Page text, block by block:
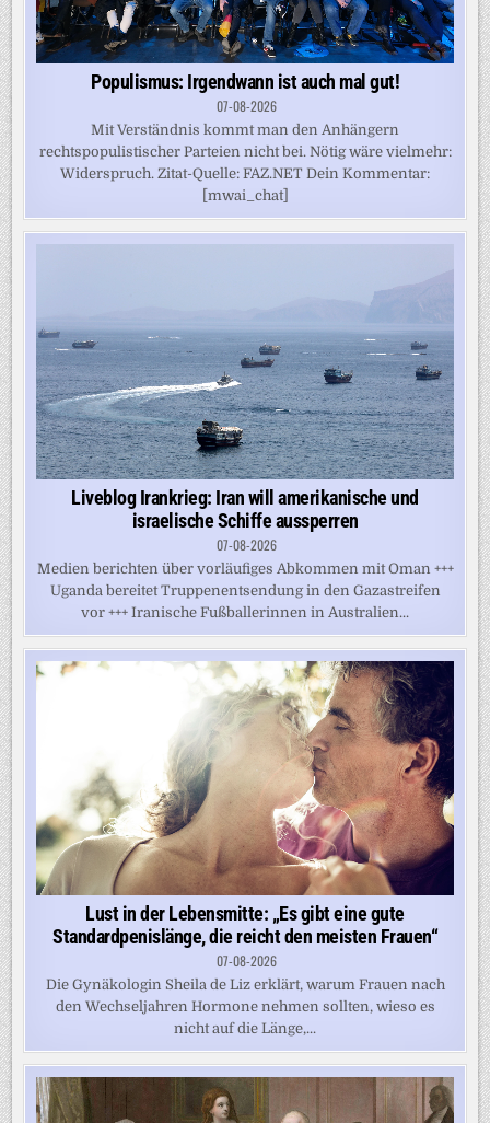
Populismus: Irgendwann ist auch mal gut!
07-08-2026
Mit Verständnis kommt man den Anhängern
rechtspopulistischer Parteien nicht bei. Nötig wäre vielmehr:
Widerspruch. Zitat-Quelle: FAZ.NET Dein Kommentar:
[mwai_chat]
Liveblog Irankrieg: Iran will amerikanische und
israelische Schiffe aussperren
07-08-2026
Medien berichten über vorläufiges Abkommen mit Oman +++
Uganda bereitet Truppenentsendung in den Gazastreifen
vor +++ Iranische Fußballerinnen in Australien...
Lust in der Lebensmitte: „Es gibt eine gute
Standardpenislänge, die reicht den meisten Frauen“
07-08-2026
Die Gynäkologin Sheila de Liz erklärt, warum Frauen nach
den Wechseljahren Hormone nehmen sollten, wieso es
nicht auf die Länge,...